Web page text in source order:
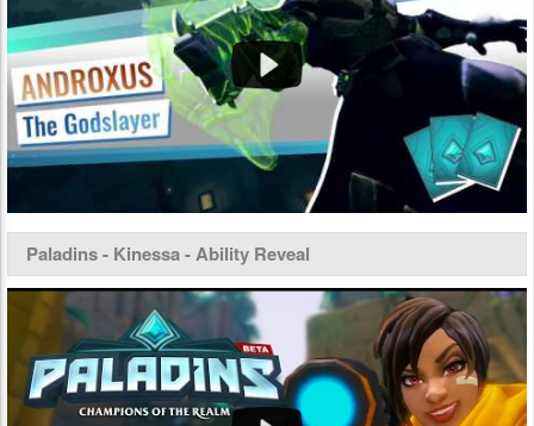
Paladins - Kinessa - Ability Reveal